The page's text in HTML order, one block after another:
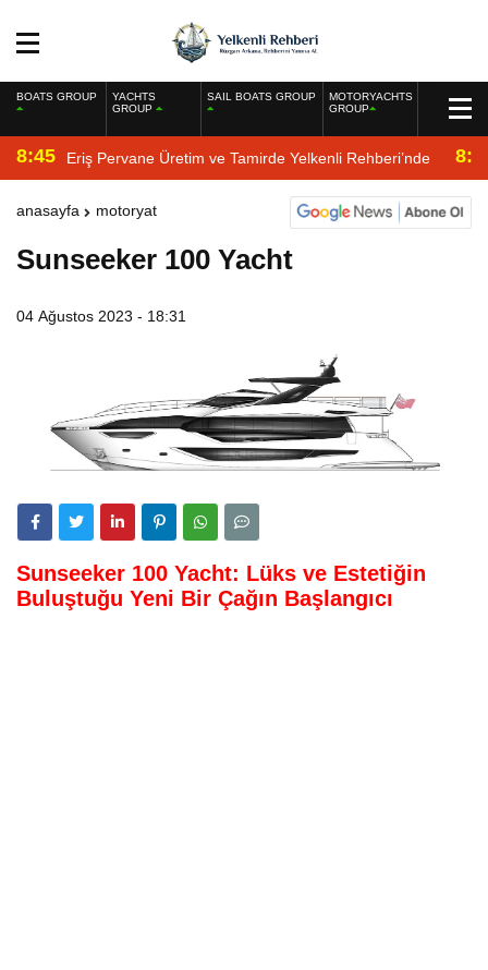
BOATS GROUP
YACHTS
GROUP
SAIL BOATS GROUP
MOTORYACHTS
GROUP
8:45 Eriş Pervane Üretim ve Tamirde Yelkenli Rehberi’nde
anasayfa motoryat
Sunseeker 100 Yacht
04 Ağustos 2023 - 18:31
Sunseeker 100 Yacht: Lüks ve Estetiğin
Buluştuğu Yeni Bir Çağın Başlangıcı